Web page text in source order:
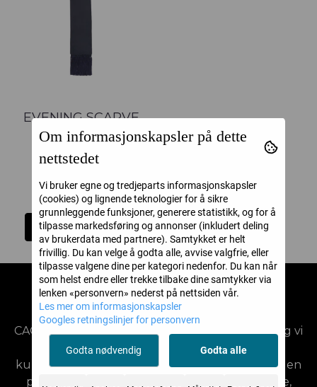
EVENING SCARVE
NAVY
Oscar Jacobson
1.999,-
Kjøp
CAOS AS
CAOS ligger på Storkaia Brygge i Kristiansund, og vi
er lidenskapelig opptatt av mote, kvalitet og
kundeservice. På CAOS er vi opptatt av å gi deg en
personlig og inspirerende shoppingopplevelse,
Om informasjonskapsler på dette
nettstedet
Vi bruker egne og tredjeparts informasjonskapsler
(cookies) og lignende teknologier for å sikre
grunnleggende funksjoner, generere statistikk, og for å
tilpasse markedsføring og annonser (inkludert deling
av brukerdata med partnere). Samtykket er helt
frivillig. Du kan velge å godta alle, avvise valgfrie, eller
tilpasse valgene dine per kategori nedenfor. Du kan når
som helst endre eller trekke tilbake dine samtykker via
lenken «personvern» nederst på nettsiden vår.
Les mer om informasjonskapsler
Googles retningslinjer for personvern
Godta nødvendig Godta alle